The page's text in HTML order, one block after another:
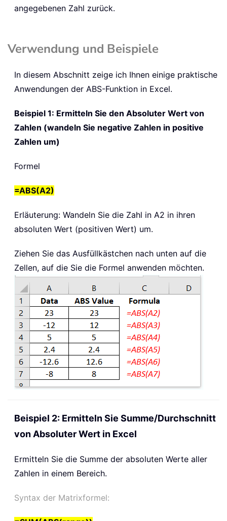
angegebenen Zahl zurück.
Verwendung und Beispiele
In diesem Abschnitt zeige ich Ihnen einige praktische
Anwendungen der ABS-Funktion in Excel.
Beispiel 1: Ermitteln Sie den Absoluter Wert von
Zahlen (wandeln Sie negative Zahlen in positive
Zahlen um)
Formel
=ABS(A2)
Erläuterung: Wandeln Sie die Zahl in A2 in ihren
absoluten Wert (positiven Wert) um.
Ziehen Sie das Ausfüllkästchen nach unten auf die
Zellen, auf die Sie die Formel anwenden möchten.
Beispiel 2: Ermitteln Sie Summe/Durchschnitt
von Absoluter Wert in Excel
Ermitteln Sie die Summe der absoluten Werte aller
Zahlen in einem Bereich.
Syntax der Matrixformel: